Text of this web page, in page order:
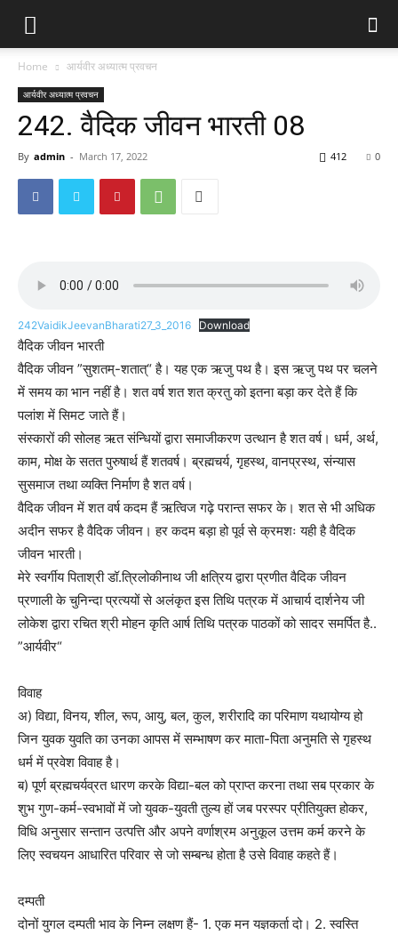
Home आर्यवीर अध्यात्म प्रवचन
आर्यवीर अध्यात्म प्रवचन
242. वैदिक जीवन भारती 08
By admin - March 17, 2022 0
412
242VaidikJeevanBharati27_3_2016 Download
वैदिक जीवन भारती
वैदिक जीवन ”सुशतम्-शतात्“ है। यह एक ऋजु पथ है। इस ऋजु पथ पर चलने
में समय का भान नहीं है। शत वर्ष शत शत क्रतु को इतना बड़ा कर देते हैं कि
पलांश में सिमट जाते हैं।
संस्कारों की सोलह ऋत संन्धियों द्वारा समाजीकरण उत्थान है शत वर्ष। धर्म, अर्थ,
काम, मोक्ष के सतत पुरुषार्थ हैं शतवर्ष। ब्रह्मचर्य, गृहस्थ, वानप्रस्थ, संन्यास
सुसमाज तथा व्यक्ति निर्माण है शत वर्ष।
वैदिक जीवन में शत वर्ष कदम हैं ऋत्विज गढ़े परान्त सफर के। शत से भी अधिक
अदीन सफर है वैदिक जीवन। हर कदम बड़ा हो पूर्व से क्रमशः यही है वैदिक
जीवन भारती।
मेरे स्वर्गीय पिताश्री डॉ.त्रिलोकीनाथ जी क्षत्रिय द्वारा प्रणीत वैदिक जीवन
प्रणाली के चुनिन्दा प्रत्ययों से अलंकृत इस तिथि पत्रक में आचार्य दार्शनेय जी
लोकेश द्वारा रचित श्री मोहन कृति आर्ष तिथि पत्रक पाठकों को सादर समर्पित है..
”आर्यवीर“
विवाह
अ) विद्या, विनय, शील, रूप, आयु, बल, कुल, शरीरादि का परिमाण यथायोग्य हो
जिन युवक युवति का उनका आपस में सम्भाषण कर माता-पिता अनुमति से गृहस्थ
धर्म में प्रवेश विवाह है।
ब) पूर्ण ब्रह्मचर्यव्रत धारण करके विद्या-बल को प्राप्त करना तथा सब प्रकार के
शुभ गुण-कर्म-स्वभावों में जो युवक-युवती तुल्य हों जब परस्पर प्रीतियुक्त होकर,
विधि अनुसार सन्तान उत्पत्ति और अपने वर्णाश्रम अनुकूल उत्तम कर्म करने के
लिए स्वचयन आधारित परिवार से जो सम्बन्ध होता है उसे विवाह कहते हैं।
दम्पती
दोनों युगल दम्पती भाव के निम्न लक्षण हैं- 1. एक मन यज्ञकर्ता दो। 2. स्वस्ति